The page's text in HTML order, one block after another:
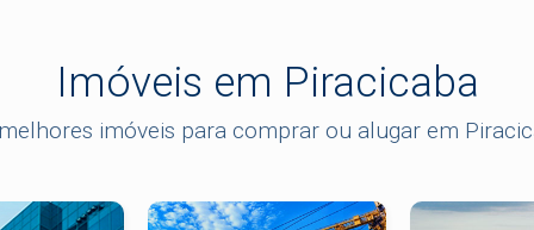
Imóveis em Piracicaba
imóveis para comprar ou alugar em